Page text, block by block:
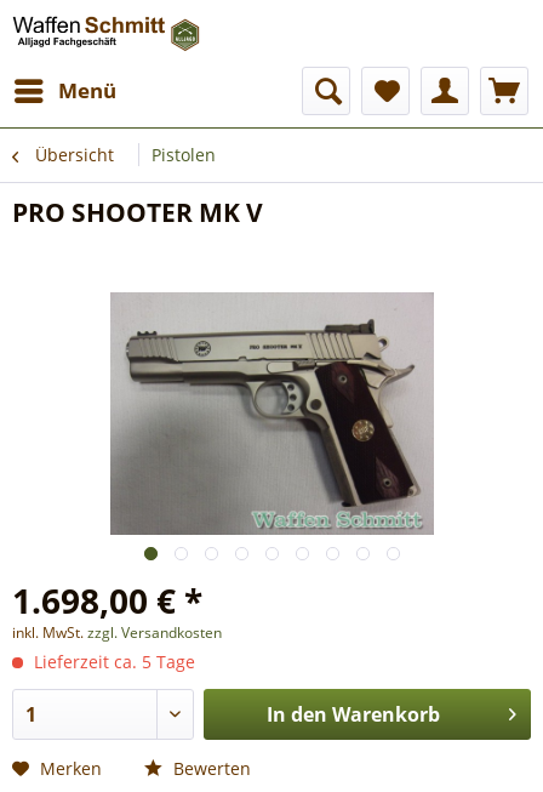
Menü
Übersicht Pistolen
PRO SHOOTER MK V
1.698,00 € *
inkl. MwSt.zzgl. Versandkosten
Lieferzeit ca. 5 Tage
In den Warenkorb
Merken Bewerten